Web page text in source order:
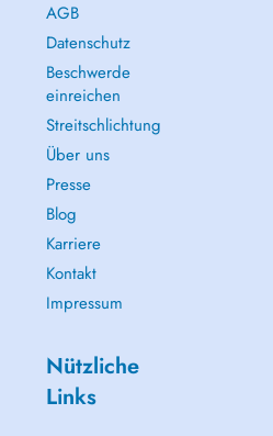
AGB
Datenschutz
Beschwerde
einreichen
Streitschlichtung
Über uns
Presse
Blog
Karriere
Kontakt
Impressum
Nützliche
Links